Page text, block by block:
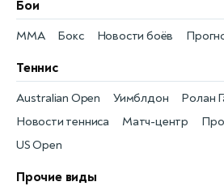
Бои
Новости боёв
MMA Бокс
Теннис
Новости тенниса
Australian Open
Матч-центр
Уимблдон
Ролан
US Open
Прочие виды